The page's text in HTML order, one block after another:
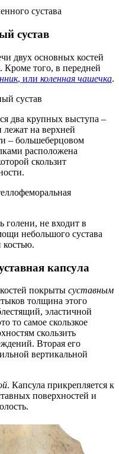
сустав
двух основных костей
. Кроме того, в передней
, или коленная чашечка.
два крупных выступа –
на верхней
– большеберцовом
расположена
скользит
голени, не входит в
небольшого сустава
костью.
капсула
покрыты суставным
толщина этого
эластичной
то самое скользкое
скользить
Вторая его
вертикальной
. Капсула прикрепляется к
поверхностей и